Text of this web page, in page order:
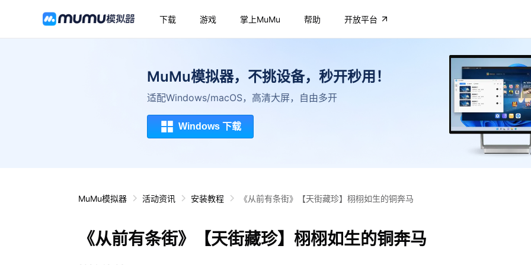
下载 游戏 掌上MuMu 帮助 开放平台
MuMu模拟器，不挑设备，秒开秒用！
适配Windows/macOS，高清大屏，自由多开
Windows 下载
MuMu模拟器 活动资讯 安装教程 《从前有条街》【天街藏珍】栩栩如生的铜奔马
《从前有条街》【天街藏珍】栩栩如生的铜奔马